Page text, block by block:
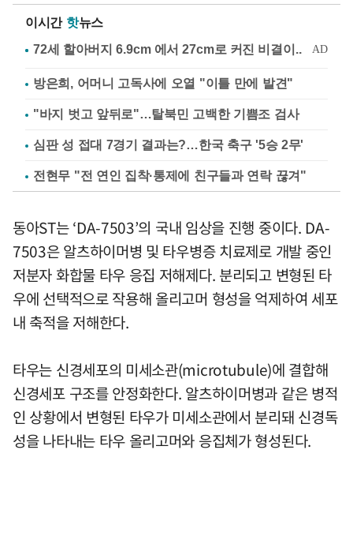
이시간 핫뉴스
방은희, 어머니 고독사에 오열 "이틀 만에 발견"
"바지 벗고 앞뒤로"…탈북민 고백한 기쁨조 검사
심판 성 접대 7경기 결과는?…한국 축구 '5승 2무'
전현무 "전 연인 집착·통제에 친구들과 연락 끊겨"
동아ST는 ‘DA-7503’의 국내 임상을 진행 중이다. DA-
7503은 알츠하이머병 및 타우병증 치료제로 개발 중인
저분자 화합물 타우 응집 저해제다. 분리되고 변형된 타
우에 선택적으로 작용해 올리고머 형성을 억제하여 세포
내 축적을 저해한다.
타우는 신경세포의 미세소관(microtubule)에 결합해
신경세포 구조를 안정화한다. 알츠하이머병과 같은 병적
인 상황에서 변형된 타우가 미세소관에서 분리돼 신경독
성을 나타내는 타우 올리고머와 응집체가 형성된다.